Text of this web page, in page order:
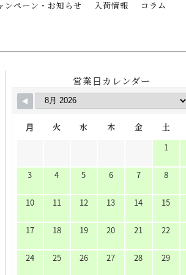
ンペーン・お知らせ 入荷情報
コラム
営業日カレンダー
月 火 水 木 金 土
1
3 4 5 6 7 8
10 11 12 13 14 15
17 18 19 20 21 22
24 25 26 27 28 29